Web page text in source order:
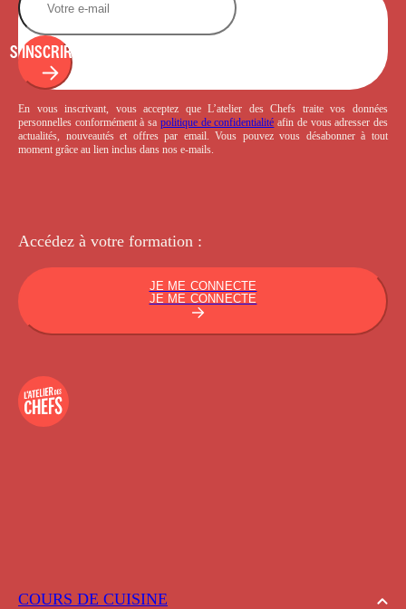
COURS DE CUISINE
S'INSCRIRE
En vous inscrivant, vous acceptez que L’atelier des Chefs traite vos données
personnelles conformément à sa politique de confidentialité afin de vous adresser des
actualités, nouveautés et offres par email. Vous pouvez vous désabonner à tout
moment grâce au lien inclus dans nos e-mails.
Accédez à votre formation :
JE ME CONNECTE
JE ME CONNECTE